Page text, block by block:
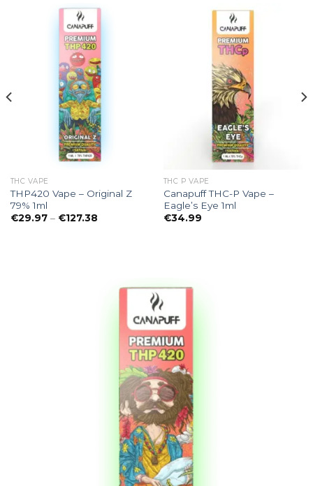
THC VAPE
THP420 Vape – Original Z
79% 1ml
€29.97 – €127.38Preisspanne:
THC P VAPE
Canapuff THC-P Vape –
Eagle’s Eye 1ml
€34.99